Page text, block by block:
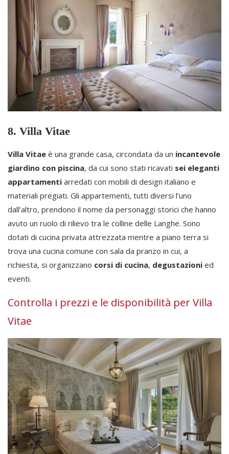
8. Villa Vitae
Villa Vitae è una grande casa, circondata da un incantevole
giardino con piscina, da cui sono stati ricavati sei eleganti
appartamenti arredati con mobili di design italiano e
materiali pregiati. Gli appartementi, tutti diversi l’uno
dall’altro, prendono il nome da personaggi storici che hanno
avuto un ruolo di rilievo tra le colline delle Langhe. Sono
dotati di cucina privata attrezzata mentre a piano terra si
trova una cucina comune con sala da pranzo in cui, a
richiesta, si organizzano corsi di cucina, degustazioni ed
eventi.
Controlla i prezzi e le disponibilità per Villa
Vitae